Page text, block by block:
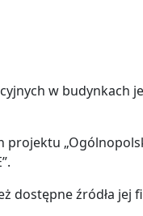
w budynkach
projektu
dostępne źródła jej